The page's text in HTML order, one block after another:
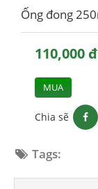
Ống đong
110,000 đ
MUA
Chia sẽ
Tags: